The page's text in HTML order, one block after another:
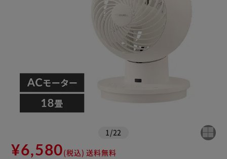
1/22
¥6,580(税込) 送料無料